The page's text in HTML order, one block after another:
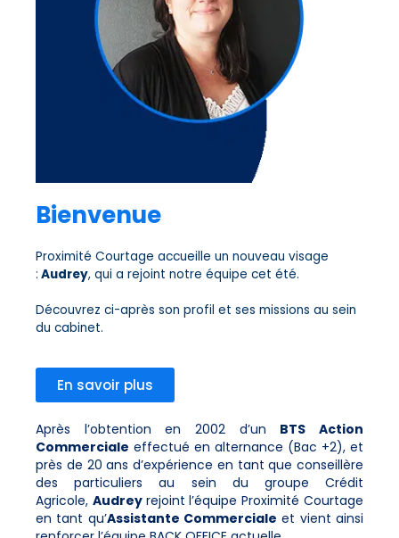
Bienvenue
Proximité Courtage accueille un nouveau visage
: Audrey, qui a rejoint notre équipe cet été.
Découvrez ci-après son profil et ses missions au sein
du cabinet.
En savoir plus
Après l’obtention en 2002 d’un BTS Action
Commerciale effectué en alternance (Bac +2), et
près de 20 ans d’expérience en tant que conseillère
des particuliers au sein du groupe Crédit
Agricole, Audrey rejoint l’équipe Proximité Courtage
en tant qu’Assistante Commerciale et vient ainsi